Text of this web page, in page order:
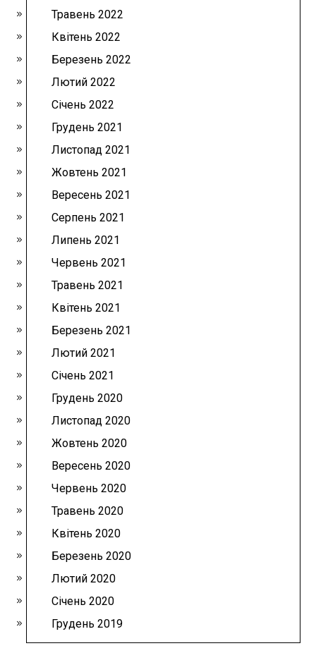
Травень 2022
Квітень 2022
Березень 2022
Лютий 2022
Січень 2022
Грудень 2021
Листопад 2021
Жовтень 2021
Вересень 2021
Серпень 2021
Липень 2021
Червень 2021
Травень 2021
Квітень 2021
Березень 2021
Лютий 2021
Січень 2021
Грудень 2020
Листопад 2020
Жовтень 2020
Вересень 2020
Червень 2020
Травень 2020
Квітень 2020
Березень 2020
Лютий 2020
Січень 2020
Грудень 2019